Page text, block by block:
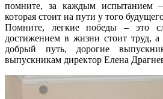
помните, за каждым испытанием –
которая стоит на пути у того
Помните, легкие победы – это
достижением в жизни стоит труд,
добрый путь, дорогие
выпускникам директор Елена